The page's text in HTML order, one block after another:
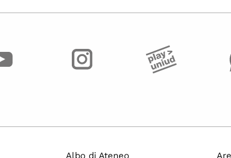
Albo di Ateneo